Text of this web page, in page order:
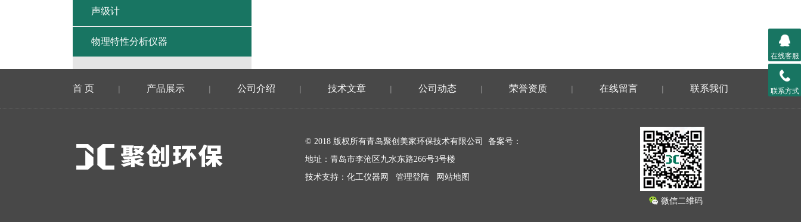
声级计
物理特性分析仪器
首 页 | 产品展示 | 公司介绍 | 技术文章 | 公司动态 | 荣誉资质 | 在线留言 | 联系我们
© 2018 版权所有青岛聚创美家环保技术有限公司 备案号：
地址：青岛市李沧区九水东路266号3号楼
技术支持： 化工仪器网 管理登陆 网站地图
微信二维码
在线客服
联系方式